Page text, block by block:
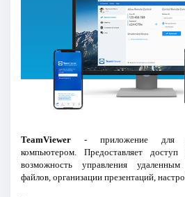
TeamViewer- приложение для
компьютером. Предоставляет
возможность управления
файлов, организации презентаций,